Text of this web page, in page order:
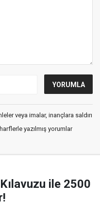
veya imalar, inançlara saldırı
yazılmış yorumlar
ile 2500